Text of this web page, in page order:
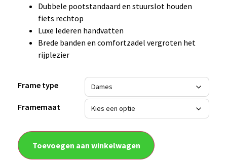
Dubbele pootstandaard en stuurslot houden
fiets rechtop
Luxe lederen handvatten
Brede banden en comfortzadel vergroten het
rijplezier
Frame type
Framemaat
Toevoegen aan winkelwagen